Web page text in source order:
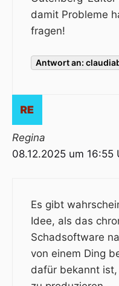
damit Probleme
fragen!
Antwort an:
Regina
08.12.2025 um 16:55
Es gibt
Idee, als das
Schadsoftware
von einem Ding
dafür bekannt